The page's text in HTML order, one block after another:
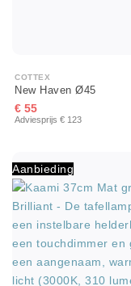
COTTEX
New Haven Ø45
€ 55
Adviesprijs € 123
Aanbieding